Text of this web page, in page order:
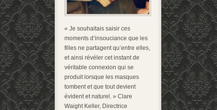
« Je souhaitais saisir ces
moments d’insouciance que les
filles ne partagent qu’entre elles,
et ainsi révéler cet instant de
véritable connexion qui se
produit lorsque les masques
tombent et que tout devient
évident et naturel. » Clare
Waight Keller, Directrice